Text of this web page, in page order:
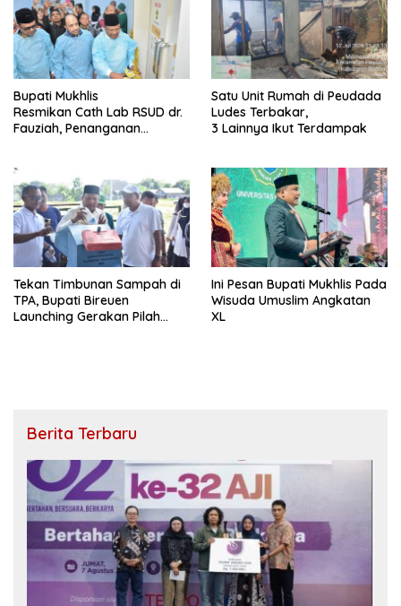
Bupati Mukhlis
Resmikan Cath Lab RSUD dr.
Fauziah, Penanganan
Satu Unit Rumah di Peudada
Ludes Terbakar,
3 Lainnya Ikut Terdampak
Tekan Timbunan Sampah di
TPA, Bupati Bireuen
Launching Gerakan Pilah
Ini Pesan Bupati Mukhlis Pada
Wisuda Umuslim Angkatan
XL
Berita Terbaru